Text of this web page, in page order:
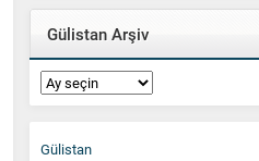
Gülistan Arşiv
Gülistan
Arşiv
Gülistan